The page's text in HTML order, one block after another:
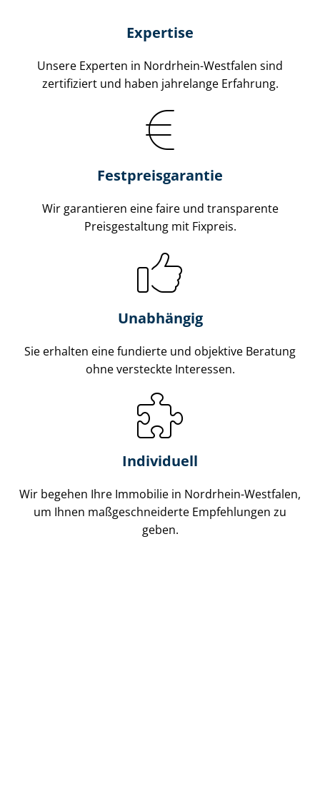
Expertise
Unsere Experten in Nordrhein-Westfalen sind
zertifiziert und haben jahrelange Erfahrung.
Fest­preis­ga­ran­tie
Wir garantieren eine faire und transparente
Preisgestaltung mit Fixpreis.
Unabhängig
Sie erhalten eine fundierte und objektive Beratung
ohne versteckte Interessen.
Individuell
Wir begehen Ihre Immobilie in Nordrhein-Westfalen,
um Ihnen maß­ge­schnei­der­te Empfehlungen zu
geben.